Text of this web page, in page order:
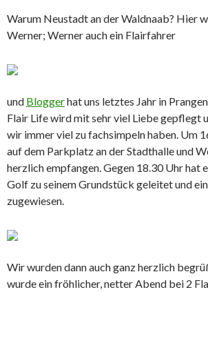
Warum Neustadt an der Waldnaab? Hier
Werner; Werner auch ein Flairfahrer
und Bloggerhat uns letztes Jahr in
Flair Life wird mit sehr viel Liebe gepflegt
wir immer viel zu fachsimpeln haben. Um
auf dem Parkplatz an der Stadthalle und
herzlich empfangen. Gegen 18.30 Uhr hat
Golf zu seinem Grundstück geleitet und
zugewiesen.
Wir wurden dann auch ganz herzlich
wurde ein fröhlicher, netter Abend bei 2